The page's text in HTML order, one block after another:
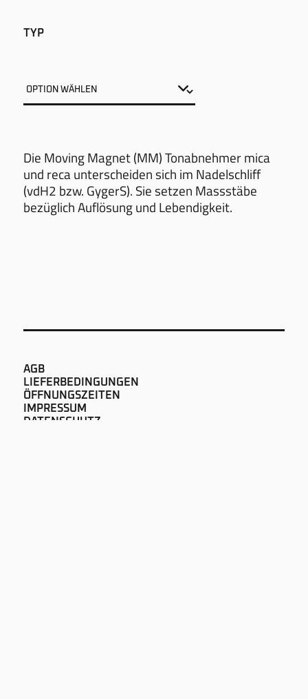
TYP
Die Moving Magnet (MM) Tonab­neh­mer mica
und reca unterscheiden sich im Nadel­schliff
(vdH2 bzw. GygerS). Sie setzen Mass­stäbe
bezüglich Auflösung und Lebendigkeit.
AGB
LIEFERBEDINGUNGEN
ÖFFNUNGSZEITEN
IMPRESSUM
DATENSCHUTZ